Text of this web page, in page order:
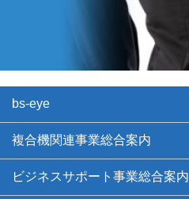
bs-eye
複合機関連事業総合案内
ビジネスサポート事業総合案内